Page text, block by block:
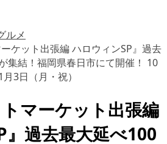
ルメ
ーケット出張編 ハロウィンSP』過去
集結！福岡県春日市にて開催！ 10
3日（月・祝）
トマーケット出張編
』過去最大延べ100